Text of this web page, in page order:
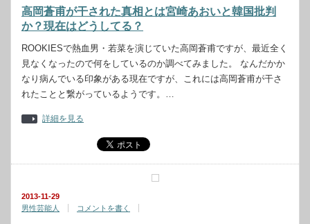
高岡蒼甫が干された真相とは宮崎あおいと韓国批判
か？現在はどうしてる？
ROOKIESで熱血男・若菜を演じていた高岡蒼甫ですが、最近全く
見なくなったので何をしているのか調べてみました。 なんだかか
なり病んでいる印象がある現在ですが、これには高岡蒼甫が干さ
れたことと繋がっているようです。…
詳細を見る
2013-11-29
男性芸能人
コメントを書く